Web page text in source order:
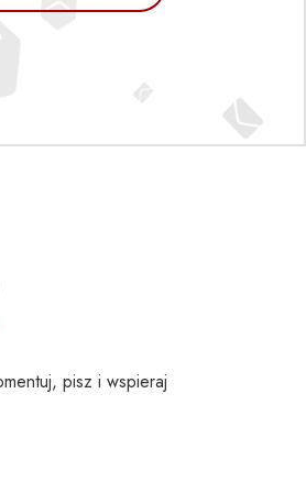
pisz i wspieraj